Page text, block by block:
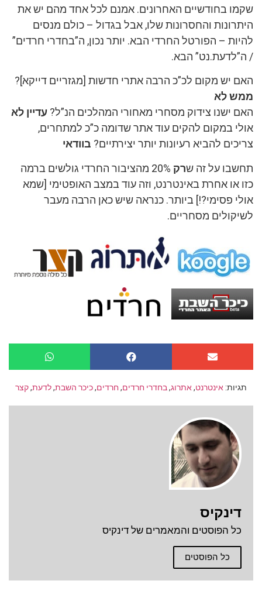
שקמו בחודשיים האחרונים. אמנם לכל אחד מהם יש את
היתרונות והחסרונות שלו, אבל בגדול – כולם מנסים
להיות – הפורטל החרדי הבא. יותר נכון, ה”בחדרי חרדים”
/ ה”לדעת.נט” הבא.
האם יש מקום לכ”כ הרבה אתרי חדשות [מגזריים דייקא]?
ממש לא
האם ישנו צידוק מסחרי מאחורי המהלכים הנ”ל? עדיין לא
אולי במקום להקים עוד אתר שדומה כ”כ למתחרים,
צריכים להביא רעיונות יותר יצירתיים? בוודאי
תחשבו על זה שרק
20% מהציבור החרדי גולשים ברמה
כזו או אחרת באינטרנט, וזה עוד במצב האופטימי [שמא
אולי פסימי?!] ביותר. כנראה שיש כאן הרבה מעבר
לשיקולים מסחריים.
תגיות: אינטרנט,אתרוג,בחדרי חרדים, חרדים,כיכר השבת,לדעת,קצר
דינקיס
כל הפוסטים והמאמרים של דינקיס
כל הפוסטים